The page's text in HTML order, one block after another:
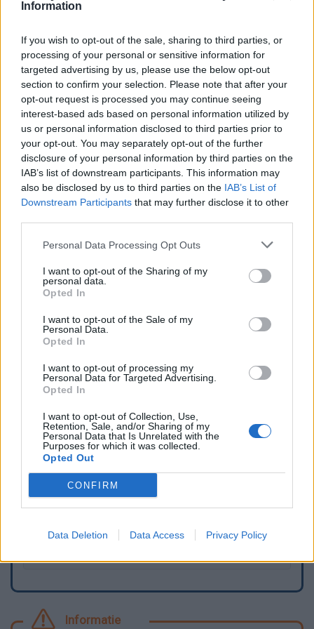
Information
If you wish to opt-out of the sale, sharing to third parties, or
processing of your personal or sensitive information for
targeted advertising by us, please use the below opt-out
section to confirm your selection. Please note that after your
opt-out request is processed you may continue seeing
interest-based ads based on personal information utilized by
us or personal information disclosed to third parties prior to
your opt-out. You may separately opt-out of the further
disclosure of your personal information by third parties on the
IAB’s list of downstream participants. This information may
also be disclosed by us to third parties on the IAB’s List of
Downstream Participants that may further disclose it to other
Personal Data Processing Opt Outs
I want to opt-out of the Sharing of my
personal data.
Opted In
I want to opt-out of the Sale of my
Personal Data.
Opted In
I want to opt-out of processing my
Personal Data for Targeted Advertising.
Opted In
I want to opt-out of Collection, Use,
Retention, Sale, and/or Sharing of my
Personal Data that Is Unrelated with the
Purposes for which it was collected.
Opted Out
CONFIRM
Data Deletion Data Access Privacy Policy
trouve en général à proximité du portail (ou de l'un des
Les mairies, églises ou offices du tourisme
Les offices du tourisme et/ou mairies mettent parfois à
disposition des toilettes pour les touristes. Vous
pourrez y remplir vos bidons en toute tranquillité. Les
Mairies, si elles ne sont pas sur la départementale sont
souvent mentionnées sur le fléchage interne, et sont
faciles à reconnaître quand on passe devant, avec en
façade ''Mairie'' en gros et le drapeau français. Quant
aux églises, avec leur clocher qui dépasse les autres
constructions, elles se voient de loin et il est donc facile
d'arriver jusqu'à elles, même si elles ne sont pas sur
une artère principale.
Les places de marché
La législation française recommande la présence de
toilettes publiques à proximité des places de marché.
Dans les villes de taille moyenne, les places de marché
sont assez facilement trouvables, généralement au
circulation.
La fermeture hivernale
Le point d'eau n'est pas fonctionnel
Comment ajouter ou modifier un commentaire ?
Je souhaite ajouter un point d'eau
RGPD : Règlement Général pour la Protection des
Informatie